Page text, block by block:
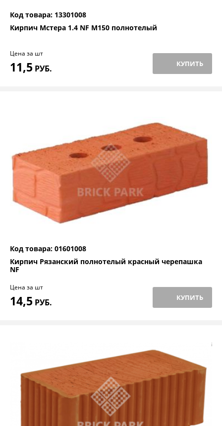
Код товара: 13301008
Кирпич Мстера 1.4 NF М150 полнотелый
Цена за шт
11,5 РУБ. КУПИТЬ
Код товара: 01601008
Кирпич Рязанский полнотелый красный черепашка
NF
Цена за шт
14,5 РУБ. КУПИТЬ